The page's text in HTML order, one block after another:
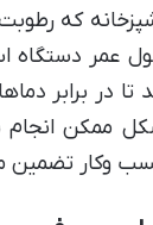
که
عمر دستگاه
تا در برابر
ممکن انجام
وکار تضمین